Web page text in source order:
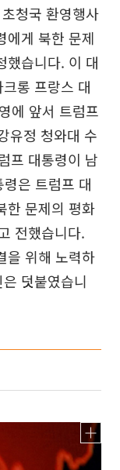
청국 환영행사
에게 북한 문제
했습니다. 이 대
롱 프랑스 대
에 앞서 트럼프
유정 청와대 수
프 대통령이 남
은 트럼프 대
한 문제의 평화
전했습니다.
을 위해 노력하
덧붙였습니